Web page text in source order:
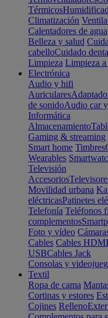
Térmicos
Climatización
Calentadores de agua
Belleza y salud
cabelloCuidado
Limpieza Limpieza
Electrónica
Audio y hifi
Auriculares
de sonidoAudio car
Informática
Almacenamiento
Gaming & streaming
Smart home Timbres
Wearables
Televisión
Accesorios
Movilidad urbana
eléctricasPatinetes
Telefonía Teléfonos
complementos
Foto y vídeo
Cables Cables HDMI
USBCables Jack
Consolas y
Textil
Ropa de cama
Cortinas y estores
Cojines Relleno